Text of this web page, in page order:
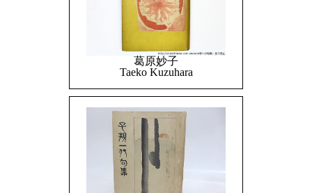
葛原妙子
Taeko Kuzuhara